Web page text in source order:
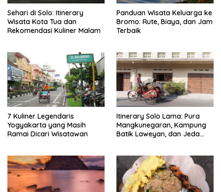
Sehari di Solo: Itinerary
Wisata Kota Tua dan
Rekomendasi Kuliner Malam
Panduan Wisata Keluarga ke
Bromo: Rute, Biaya, dan Jam
Terbaik
7 Kuliner Legendaris
Yogyakarta yang Masih
Ramai Dicari Wisatawan
Itinerary Solo Lama: Pura
Mangkunegaran, Kampung
Batik Laweyan, dan Jeda